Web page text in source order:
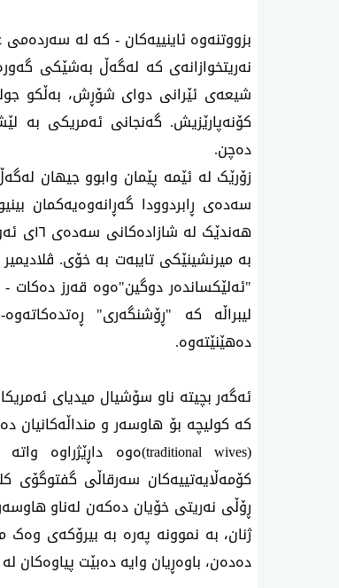
بزووتنەوە ئاینییەکان - کە لە سەردەمی
نەریتخوازانەی کە لەگەڵ بەشێکی
شیعەی ئێرانی دوای شۆڕش، بەڵکو
کۆنەپارێزیش. گەنجانی ئەمریکی بە
دەچن.
زۆرێک لە ئێمە پێمان وابوو جیهان
سەدەی ڕابردوودا گەڕانەوەیەکمان
بە میرنشینێکی تایبەت بە خۆی.
"ئەلێکساندەر دوگین"ەوە قەرز
لیبراڵە کە "ڕۆشنگەری"
دەهێنێتەوە.
ئەگەر بچیتە ناو سۆشیال میدیای
کە کولیچە بۆ هاوسەر و
(
traditional wives)ەوە داڕێژراوە
کۆمەڵایەتییەکان سەرقاڵی گفتوگۆی
ڕۆڵی نەریتی خۆیان دەکەن لەناو
ژنان، بە نموونە پەرە بە بیرۆکەی وەک
دەدەن، باوەڕیان وایە دەبێت پیاوەکان